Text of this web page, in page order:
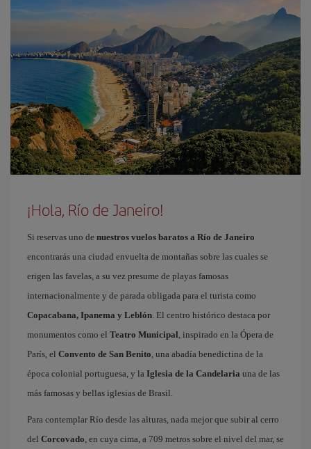
¡Hola, Río de Janeiro!
Si reservas uno de nuestros vuelos baratos a Río de Janeiro
encontrarás una ciudad envuelta de montañas sobre las cuales se
erigen las favelas, a su vez presume de playas famosas
internacionalmente y de parada obligada para el turista como
Copacabana, Ipanema y Leblón. El centro histórico destaca por
monumentos como el Teatro Municipal, inspirado en la Ópera de
París, el Convento de San Benito, una abadía benedictina de la
época colonial portuguesa, y la Iglesia de la Candelaria una de las
más famosas y bellas iglesias de Brasil.
Para contemplar Río desde las alturas, nada mejor que subir al cerro
del Corcovado, en cuya cima, a 709 metros sobre el nivel del mar, se